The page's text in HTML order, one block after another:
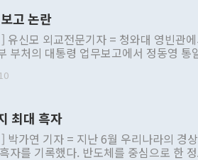
고 논란
유신모 외교전문기자 = 청와대 영빈관
부처의 대통령 업무보고에서 정동영 통
부 내 조율을 거치지 않은 사안을 정책으
근거한 비현실적 구상'이라는 비판을 내
관련 발언이 물의를 빚은 적은 여러 번
공개적으로 부정적 입장을 표명한 것은
최대 흑자
박가연 기자 = 지난 6월 우리나라의 경
자를 기록했다. 반도체를 중심으로 한